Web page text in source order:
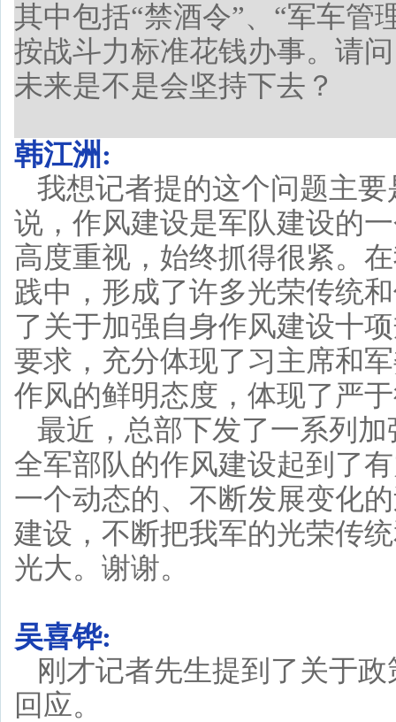
其中包括“禁酒令”、“军车管
按战斗力标准花钱办事。请
未来是不是会坚持下去？
韩江洲:
我想记者提的这个问题主
说，作风建设是军队建设的
高度重视，始终抓得很紧。
践中，形成了许多光荣传统
了关于加强自身作风建设十
要求，充分体现了习主席和
作风的鲜明态度，体现了严
最近，总部下发了一系列
全军部队的作风建设起到了
一个动态的、不断发展变化
建设，不断把我军的光荣传
光大。谢谢。
吴喜铧:
刚才记者先生提到了关于
回应。